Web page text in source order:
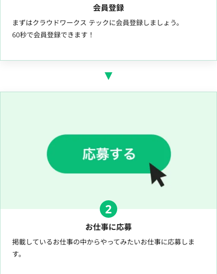
会員登録
まずはクラウドワークス テックに会員登録しましょう。
60秒で会員登録できます！
2
お仕事に応募
掲載しているお仕事の中からやってみたいお仕事に応募しま
す。